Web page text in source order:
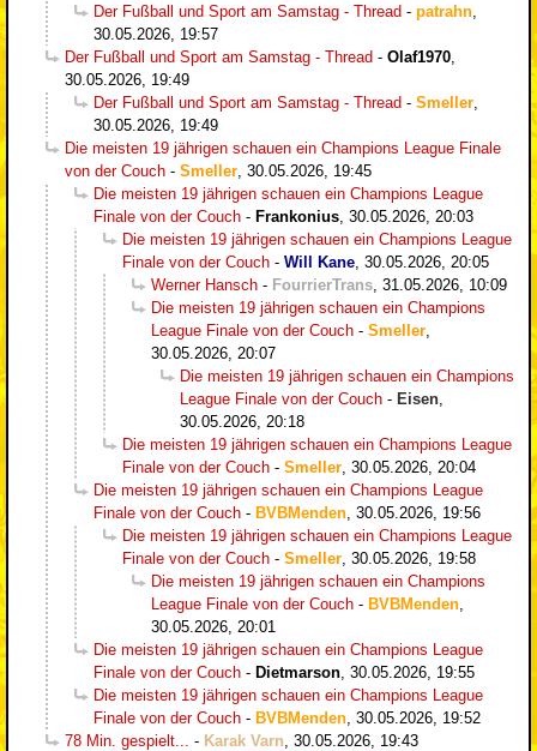
Der Fußball und Sport am Samstag - Thread - patrahn
30.05.2026, 19:57
Der Fußball und Sport am Samstag - Thread - Olaf1970
30.05.2026, 19:49
Der Fußball und Sport am Samstag - Thread - Smeller
30.05.2026, 19:49
Die meisten 19 jährigen schauen ein Champions League Finale
von der Couch - Smeller 30.05.2026, 19:45
Die meisten 19 jährigen schauen ein Champions League
Finale von der Couch - Frankonius 30.05.2026, 20:03
Die meisten 19 jährigen schauen ein Champions League
Finale von der Couch - Will Kane 30.05.2026, 20:05
Werner Hansch - FourrierTrans 31.05.2026, 10:09
Die meisten 19 jährigen schauen ein Champions
League Finale von der Couch - Smeller
30.05.2026, 20:07
Die meisten 19 jährigen schauen ein Champions
League Finale von der Couch - Eisen
30.05.2026, 20:18
Die meisten 19 jährigen schauen ein Champions League
Finale von der Couch - Smeller 30.05.2026, 20:04
Die meisten 19 jährigen schauen ein Champions League
Finale von der Couch - BVBMenden 30.05.2026, 19:56
Die meisten 19 jährigen schauen ein Champions League
Finale von der Couch - Smeller 30.05.2026, 19:58
Die meisten 19 jährigen schauen ein Champions
League Finale von der Couch - BVBMenden
30.05.2026, 20:01
Die meisten 19 jährigen schauen ein Champions League
Finale von der Couch - Dietmarson 30.05.2026, 19:55
Die meisten 19 jährigen schauen ein Champions League
Finale von der Couch - BVBMenden 30.05.2026, 19:52
78 Min. gespielt...
- Karak Varn 30.05.2026, 19:43